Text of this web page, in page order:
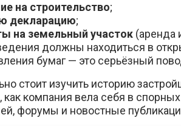
на строительство;
декларацию;
на земельный участок (аренда
должны находиться в
бумаг — это серьёзный
стоит изучить историю
как компания вела себя в
форумы и новостные